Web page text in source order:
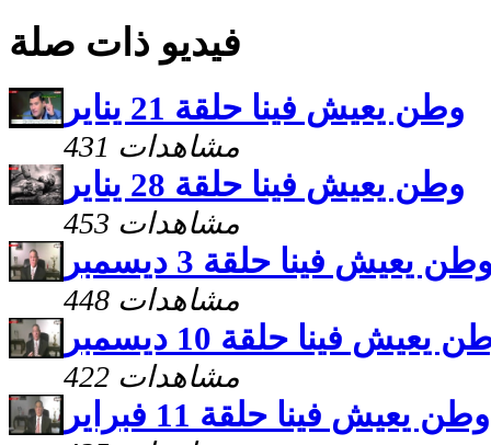
فيديو ذات صلة
وطن يعيش فينا حلقة 21 يناير
431 مشاهدات
وطن يعيش فينا حلقة 28 يناير
453 مشاهدات
يعيش فينا حلقة 3 ديسمبر
448 مشاهدات
يعيش فينا حلقة 10 ديسمبر
422 مشاهدات
وطن يعيش فينا حلقة 11 فبراير